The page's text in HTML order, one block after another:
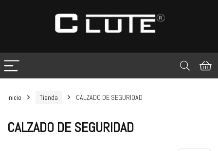
Inicio Tienda CALZADO DE SEGURIDAD
CALZADO DE SEGURIDAD